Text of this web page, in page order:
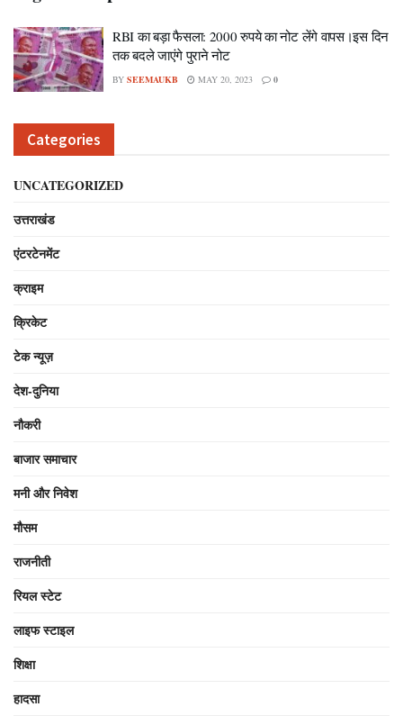
RBI का बड़ा फैसला: 2000 रुपये का नोट लेंगे वापस।इस दिन
तक बदले जाएंगे पुराने नोट
BY SEEMAUKB MAY 20, 2023 0
Categories
UNCATEGORIZED
उत्तराखंड
एंटरटेनमेंट
क्राइम
क्रिकेट
टेक न्यूज़
देश-दुनिया
नौकरी
बाजार समाचार
मनी और निवेश
मौसम
राजनीती
रियल स्टेट
लाइफ स्टाइल
शिक्षा
हादसा